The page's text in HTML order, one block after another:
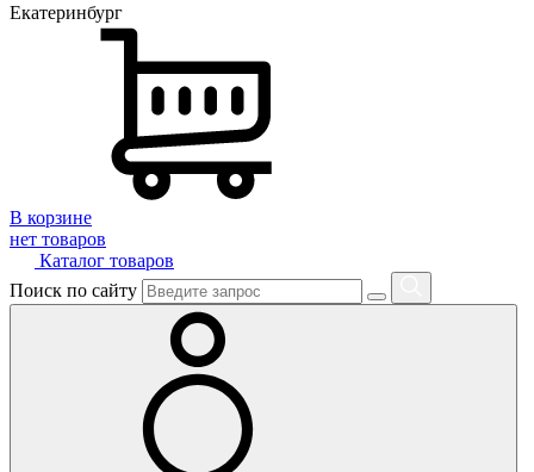
Екатеринбург
В корзине
нет товаров
Каталог товаров
Поиск по сайту